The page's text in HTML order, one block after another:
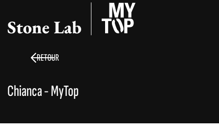
RETOUR
Stone Lab
Chianca - MyTop